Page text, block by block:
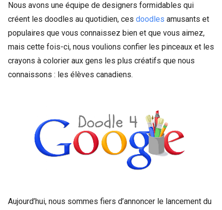
Nous avons une équipe de designers formidables qui
créent les doodles au quotidien, ces doodles amusants et
populaires que vous connaissez bien et que vous aimez,
mais cette fois-ci, nous voulions confier les pinceaux et les
crayons à colorier aux gens les plus créatifs que nous
connaissons : les élèves canadiens.
Aujourd’hui, nous sommes fiers d’annoncer le lancement du